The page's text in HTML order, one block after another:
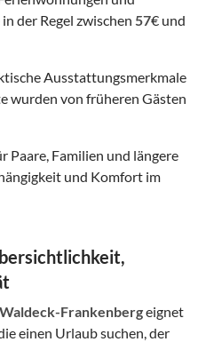
der Regel zwischen 57€ und
Ausstattungsmerkmale
wurden von früheren Gästen
Paare, Familien und längere
und Komfort im
Frankenbergeignet
einen Urlaub suchen, der